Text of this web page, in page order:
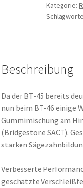
17
69V
Kategorie:
Beschreibung
Da der BT-45 bereits
nun beim BT-46 einige
Gummimischung am
(Bridgestone SACT).
starken
Verbesserte
geschätzte